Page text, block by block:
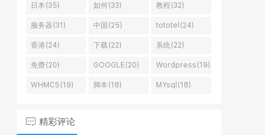
日本(35) 如何(33) 教程(32)
服务器(31) 中国(25) tototel(24)
香港(24) 下载(22) 系统(22)
免费(20) GOOGLE(20) Wordpress(19)
WHMCS(19) 脚本(18) MYsql(18)
精彩评论